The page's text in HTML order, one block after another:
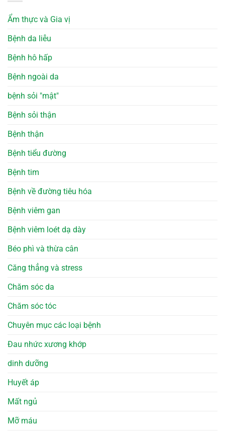
Ẩm thực và Gia vị
Bệnh da liễu
Bệnh hô hấp
Bệnh ngoài da
bệnh sỏi "mật"
Bệnh sỏi thận
Bệnh thận
Bệnh tiểu đường
Bệnh tim
Bệnh về đường tiêu hóa
Bệnh viêm gan
Bệnh viêm loét dạ dày
Béo phì và thừa cân
Căng thẳng và stress
Chăm sóc da
Chăm sóc tóc
Chuyên mục các loại bệnh
Đau nhức xương khớp
dinh dưỡng
Huyết áp
Mất ngủ
Mỡ máu